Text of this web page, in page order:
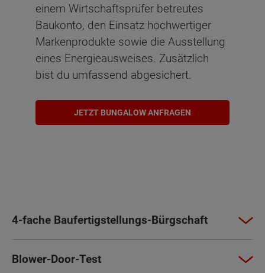
einem Wirtschaftsprüfer betreutes
Baukonto, den Einsatz hochwertiger
Markenprodukte sowie die Ausstellung
eines Energieausweises. Zusätzlich
bist du umfassend abgesichert.
JETZT BUNGALOW ANFRAGEN
4-fache Baufertigstellungs-Bürgschaft
Blower-Door-Test